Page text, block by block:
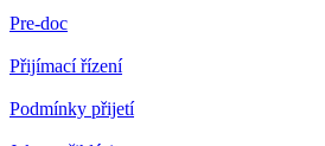
Pre-doc
Přijímací řízení
Podmínky přijetí